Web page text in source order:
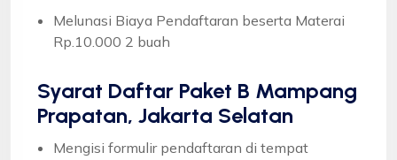
Melunasi Biaya Pendaftaran beserta Materai
Rp.10.000 2 buah
Syarat Daftar Paket B Mampang
Prapatan, Jakarta Selatan
Mengisi formulir pendaftaran di tempat